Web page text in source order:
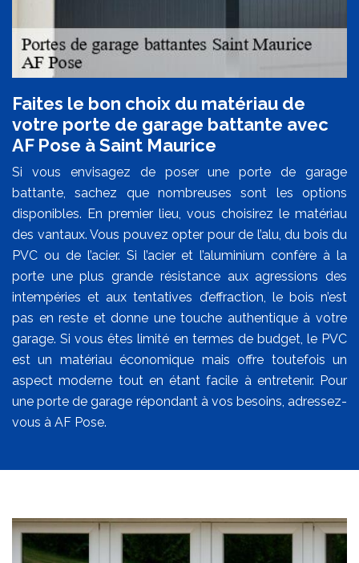
Faites le bon choix du matériau de
votre porte de garage battante avec
AF Pose à Saint Maurice
Si vous envisagez de poser une porte de garage
battante, sachez que nombreuses sont les options
disponibles. En premier lieu, vous choisirez le matériau
des vantaux. Vous pouvez opter pour de l’alu, du bois du
PVC ou de l’acier. Si l’acier et l’aluminium confère à la
porte une plus grande résistance aux agressions des
intempéries et aux tentatives d’effraction, le bois n’est
pas en reste et donne une touche authentique à votre
garage. Si vous êtes limité en termes de budget, le PVC
est un matériau économique mais offre toutefois un
aspect moderne tout en étant facile à entretenir. Pour
une porte de garage répondant à vos besoins, adressez-
vous à AF Pose.